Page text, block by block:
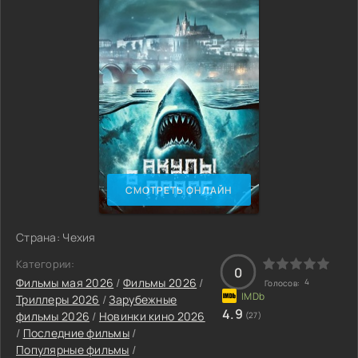
СМОТРЕТЬ ОНЛАЙН
Страна: Чехия
Категории:
Фильмы мая 2026 /Фильмы 2026 /
Триллеры 2026 /Зарубежные
фильмы 2026 / Новинки кино 2026
/ Последние фильмы /
Популярные фильмы /
0
Голосов: 4
4.9 (27)